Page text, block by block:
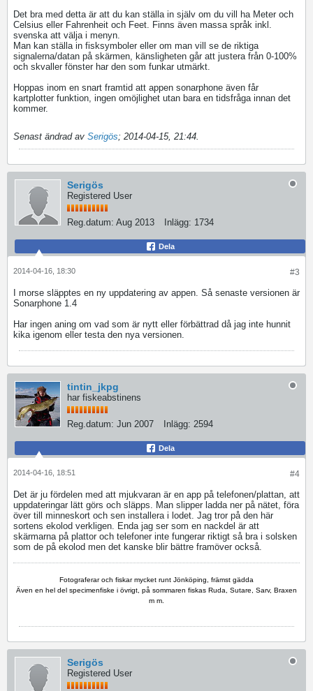
Det bra med detta är att du kan ställa in själv om du vill ha Meter och
Celsius eller Fahrenheit och Feet. Finns även massa språk inkl.
svenska att välja i menyn.
Man kan ställa in fisksymboler eller om man vill se de riktiga
signalerna/datan på skärmen, känsligheten går att justera från 0-100%
och skvaller fönster har den som funkar utmärkt.
Hoppas inom en snart framtid att appen sonarphone även får
kartplotter funktion, ingen omöjlighet utan bara en tidsfråga innan det
kommer.
Senast ändrad av Serigös; 2014-04-15, 21:44
Serigös
Registered User
Reg.datum: Aug 2013 Inlägg: 1734
Dela
#3
2014-04-16, 18:30
I morse släpptes en ny uppdatering av appen. Så senaste versionen är
Sonarphone 1.4
Har ingen aning om vad som är nytt eller förbättrad då jag inte hunnit
kika igenom eller testa den nya versionen.
tintin_jkpg
har fiskeabstinens
Reg.datum: Jun 2007 Inlägg: 2594
Dela
#4
2014-04-16, 18:51
Det är ju fördelen med att mjukvaran är en app på telefonen/plattan, att
uppdateringar lätt görs och släpps. Man slipper ladda ner på nätet, föra
över till minneskort och sen installera i lodet. Jag tror på den här
sortens ekolod verkligen. Enda jag ser som en nackdel är att
skärmarna på plattor och telefoner inte fungerar riktigt så bra i solsken
som de på ekolod men det kanske blir bättre framöver också.
Fotograferar och fiskar mycket runt Jönköping, främst gädda
Även en hel del specimenfiske i övrigt, på sommaren fiskas Ruda, Sutare, Sarv, Braxen
m m.
Serigös
Registered User